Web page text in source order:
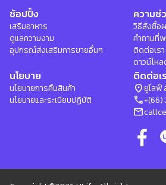
ช้อปปิ้ง
เสริมอาหาร
ดูแลความงาม
อุปกรณ์ส่งเสริมการขายอื่นๆ
ความช่
วิธีสั่งซื้
คำถามที่
ติดต่อเรา
ดาวน์โห
นโยบาย
นโยบายการคืนสินค้า
นโยบายและระเบียบปฏิบัติ
ติดต่อเ
location_onยูไลฟ์
phone
mail